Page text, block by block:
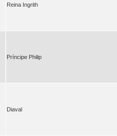
Reina Ingrith
Príncipe Philip
Diaval